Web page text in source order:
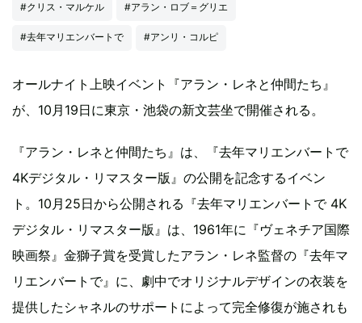
#クリス・マルケル #アラン・ロブ＝グリエ
#去年マリエンバートで #アンリ・コルピ
オールナイト上映イベント『アラン・レネと仲間たち』
が、10月19日に東京・池袋の新文芸坐で開催される。
『アラン・レネと仲間たち』は、『去年マリエンバートで
4Kデジタル・リマスター版』の公開を記念するイベン
ト。10月25日から公開される『去年マリエンバートで 4K
デジタル・リマスター版』は、1961年に『ヴェネチア国際
映画祭』金獅子賞を受賞したアラン・レネ監督の『去年マ
リエンバートで』に、劇中でオリジナルデザインの衣装を
提供したシャネルのサポートによって完全修復が施されも